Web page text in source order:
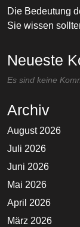
Die Bedeutung
Sie wissen
Neueste
Es sind keine
Archiv
August 2026
Juli 2026
Juni 2026
Mai 2026
April 2026
März 2026